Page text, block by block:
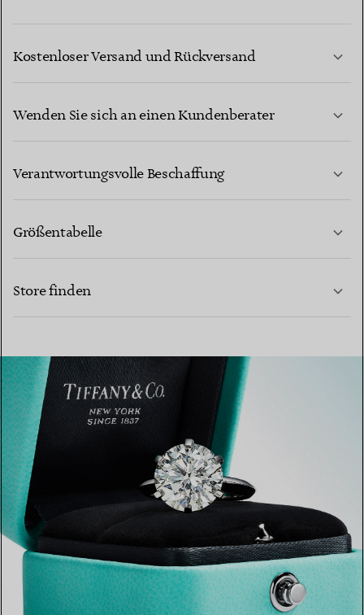
Kostenloser Versand und Rückversand
Wenden Sie sich an einen Kundenberater
Verantwortungsvolle Beschaffung
MEHR ERFAHREN
Größentabelle
Store finden
EINEN STORE IN IHRER NÄHE FINDEN